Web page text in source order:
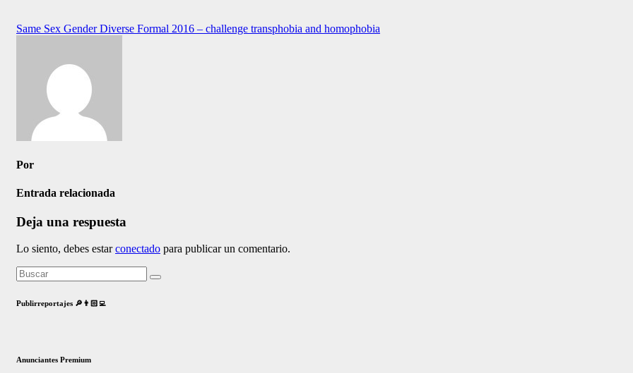
Navegación
entradas
Same Sex Gender Diverse Formal 2016 – challenge transphobia and homophobia
Por
Entrada relacionada
Deja una respuesta
Lo siento, debes estarconectado para publicar un comentario.
Publirreportajes 🔎👨🏻‍💻
Anunciantes Premium